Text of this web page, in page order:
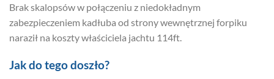
Brak skalopsów w połączeniu z niedokładnym
zabezpieczeniem kadłuba od strony wewnętrznej forpiku
naraził na koszty właściciela jachtu 114ft.
Jak do tego doszło?